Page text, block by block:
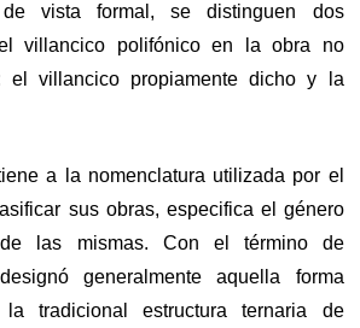
vista formal, se distinguen dos
villancico polifónico en la obra no
el villancico propiamente dicho y la
a la nomenclatura utilizada por el
sus obras, especifica el género
las mismas. Con el término de
generalmente aquella forma
la tradicional estructura ternaria de